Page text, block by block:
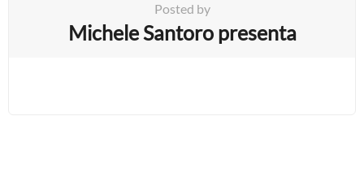
Posted by
Michele Santoro presenta